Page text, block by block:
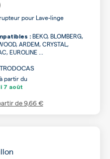
pour Lave-linge
: BEKO, BLOMBERG,
ARDEM, CRYSTAL,
EUROLINE ...
partir du
7 août
de9,66 €